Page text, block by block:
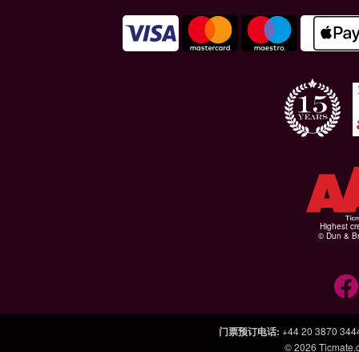
Highest
© Dun &
门票预订电话: +44 20 3870
© 2026